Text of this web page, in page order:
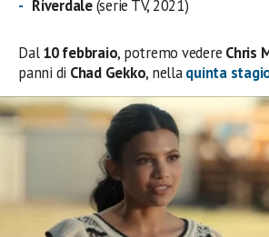
Riverdale(serie TV, 2021)
Dal10 febbraio, potremo vedere Chris
panni di Chad Gekko, nellaquinta